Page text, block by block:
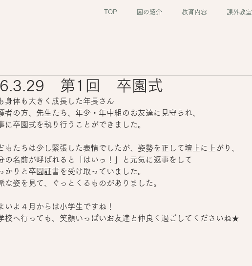
TOP 園の紹介 教育内容 課外教室
第1回 卒園式
身体も大きく成長した年長さん
者の方、先生たち、年少・年中組のお友達に見守られ、
に卒園式を執り行うことができました。
もたちは少し緊張した表情でしたが、姿勢を正して壇上に上がり、
の名前が呼ばれると「はいっ！」と元気に返事をして
かりと卒園証書を受け取っていました。
な姿を見て、ぐっとくるものがありました。
いよ４月からは小学生ですね！
校へ行っても、笑顔いっぱいお友達と仲良く過ごしてくださいね★